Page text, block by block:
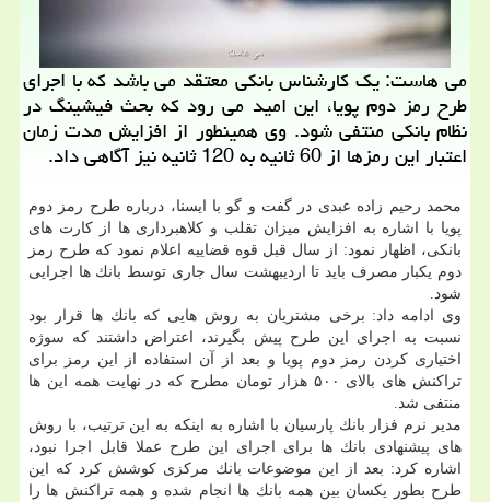
می هاست: یك كارشناس بانكی معتقد می باشد كه با اجرای
طرح رمز دوم پویا، این امید می رود كه بحث فیشینگ در
نظام بانكی منتفی شود. وی همینطور از افزایش مدت زمان
اعتبار این رمزها از 60 ثانیه به 120 ثانیه نیز آگاهی داد.
محمد رحیم زاده عبدی در گفت و گو با ایسنا، درباره طرح رمز دوم
پویا با اشاره به افزایش میزان تقلب و كلاهبرداری ها از كارت های
بانكی، اظهار نمود: از سال قبل قوه قضاییه اعلام نمود كه طرح رمز
دوم یكبار مصرف باید تا اردیبهشت سال جاری توسط بانك ها اجرایی
شود.
وی ادامه داد: برخی مشتریان به روش هایی كه بانك ها قرار بود
نسبت به اجرای این طرح پیش بگیرند، اعتراض داشتند كه سوژه
اختیاری كردن رمز دوم پویا و بعد از آن استفاده از این رمز برای
تراكنش های بالای ۵۰۰ هزار تومان مطرح كه در نهایت همه این ها
منتفی شد.
مدیر نرم فزار بانك پارسیان با اشاره به اینكه به این ترتیب، با روش
های پیشنهادی بانك ها برای اجرای این طرح عملا قابل اجرا نبود،
اشاره كرد: بعد از این موضوعات بانك مركزی كوشش كرد كه این
طرح بطور یكسان بین همه بانك ها انجام شده و همه تراكنش ها را